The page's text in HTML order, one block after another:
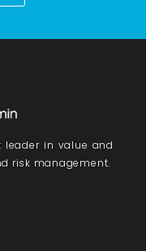
in value and
risk management.